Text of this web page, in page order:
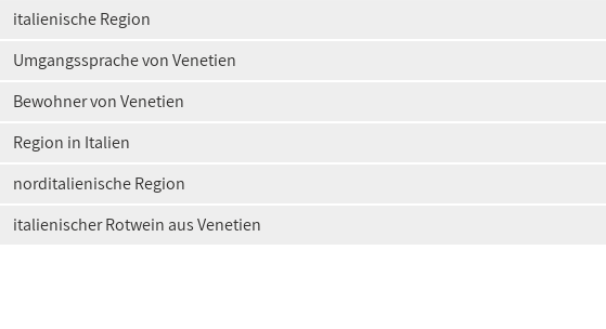
italienische Region
Umgangssprache von Venetien
Bewohner von Venetien
Region in Italien
norditalienische Region
italienischer Rotwein aus Venetien